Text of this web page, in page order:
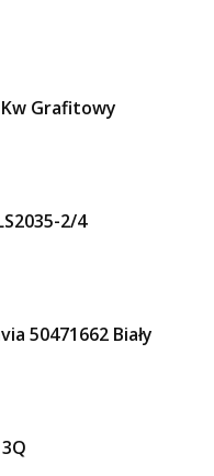
Grafitowy
2/4
50471662 Biały